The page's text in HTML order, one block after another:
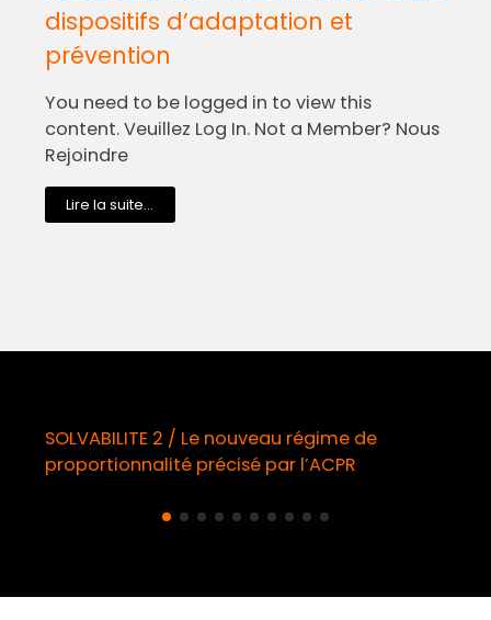
dispositifs d’adaptation et
prévention
You need to be logged in to view this
content. Veuillez Log In. Not a Member? Nous
Rejoindre
Lire la suite...
SOLVABILITE 2 / Le nouveau régime de
proportionnalité précisé par l’ACPR